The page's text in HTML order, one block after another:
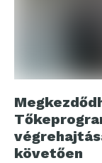
követően